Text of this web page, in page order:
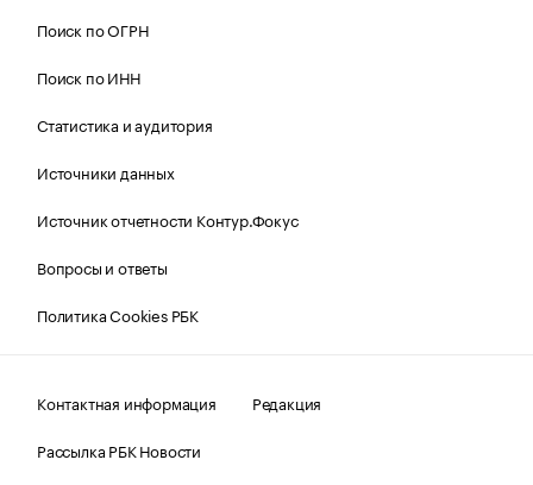
Поиск по ОГРН
Поиск по ИНН
Статистика и аудитория
Источники данных
Источник отчетности Контур.Фокус
Вопросы и ответы
Политика Cookies РБК
Контактная информация
Редакция
Рассылка РБК Новости